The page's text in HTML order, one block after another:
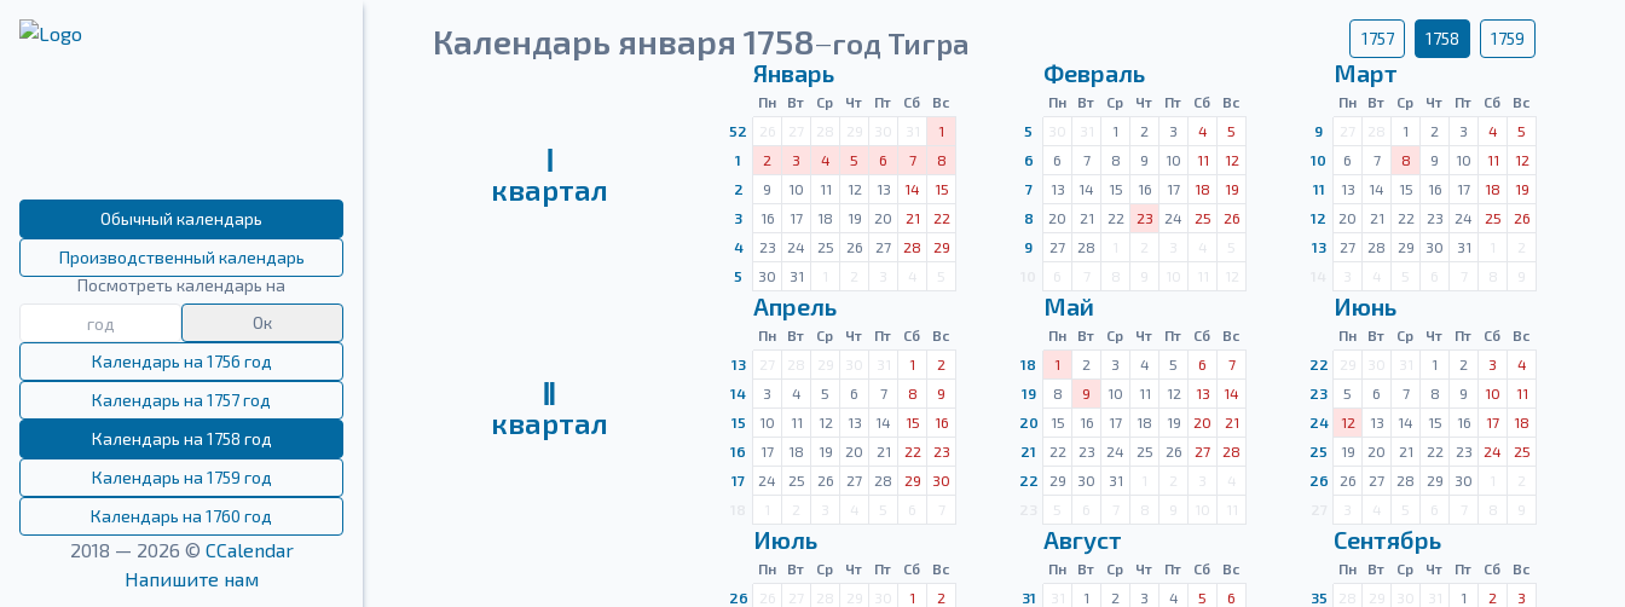
Обычный календарь
Производственный календарь
Посмотреть календарь на
Ок
Календарь на 1756 год
Календарь на 1757 год
Календарь на 1758 год
Календарь на 1759 год
Календарь на 1760 год
2018 — 2026 © CCalendar
Напишите нам
Календарь января 1758—год Тигра 1757 1758 1759
Ⅰ
квартал
Январь
Пн Вт Ср Чт Пт Сб
Вс
52
26 27 28 29 30 31
1
1
2 3 4 5 6 7
8
2
9 10 11 12 13 14
15
3
16 17 18 19 20 21
22
4
23 24 25 26 27 28
29
5
30 31 1 2 3 4 5
Февраль
Пн Вт Ср Чт Пт Сб
Вс
5
30 31 1 2 3 4
5
6
6 7 8 9 10 11
12
7
13 14 15 16 17 18
19
8
20 21 22 23 24 25
26
9
27 28 1 2 3 4
5
6 7 8 9 10 11 12
Март
Пн Вт Ср Чт Пт Сб
Вс
9
27 28 1 2 3 4
5
10
6 7 8 9 10 11
12
11
13 14 15 16 17 18
19
12
20 21 22 23 24 25
26
13
27 28 29 30 31 1
2
3 4 5 6 7 8 9
Ⅱ
квартал
Апрель
Пн Вт Ср Чт Пт Сб
Вс
13
27 28 29 30 31 1
2
14
3 4 5 6 7 8
9
15
10 11 12 13 14 15
16
16
17 18 19 20 21 22
23
17
24 25 26 27 28 29
30
1 2 3 4 5 6 7
Май
Пн Вт Ср Чт Пт Сб
Вс
18
1 2 3 4 5 6
7
19
8 9 10 11 12 13
14
20
15 16 17 18 19 20
21
21
22 23 24 25 26 27
28
22
29 30 31 1 2 3
4
5 6 7 8 9 10 11
Июнь
Пн Вт Ср Чт Пт Сб
Вс
22
29 30 31 1 2 3
4
23
5 6 7 8 9 10
11
24
12 13 14 15 16 17
18
25
19 20 21 22 23 24
25
26
26 27 28 29 30 1
2
3 4 5 6 7 8 9
Июль
Пн Вт Ср Чт Пт Сб
Вс
26
26 27 28 29 30 1
2
Август
Пн Вт Ср Чт Пт Сб
Вс
31
31 1 2 3 4 5
6
Сентябрь
Пн Вт Ср Чт Пт Сб
Вс
35
28 29 30 31 1 2
3